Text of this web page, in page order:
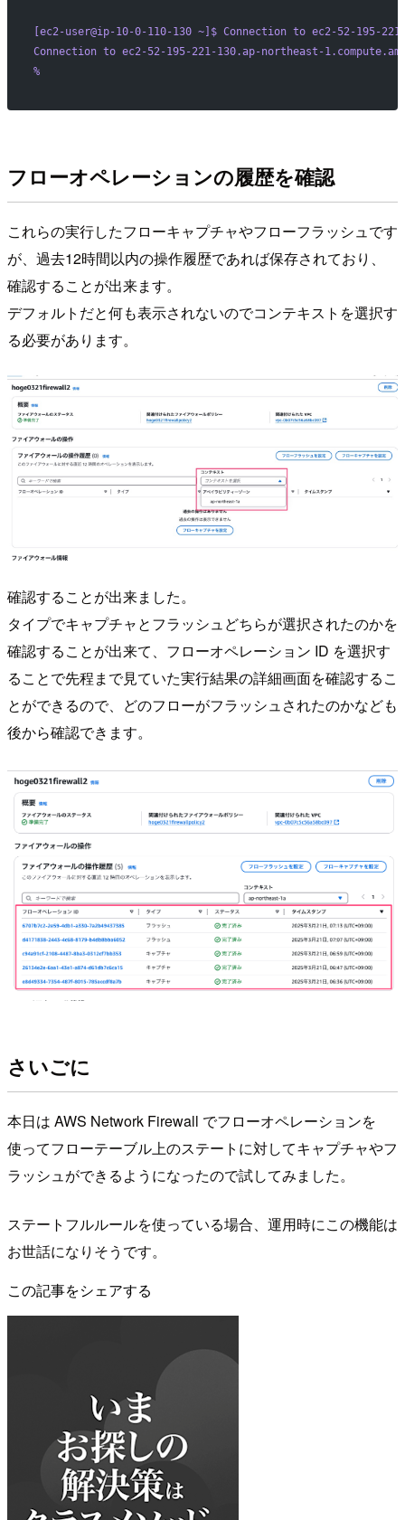
[ec2-user@ip-10-0-110-130 ~]$ Connection to ec2-52-195-
Connection to ec2-52-195-221-130.ap-northeast-
%
フローオペレーションの履歴を確認
これらの実行したフローキャプチャやフローフラッシュです
が、過去12時間以内の操作履歴であれば保存されており、
確認することが出来ます。
デフォルトだと何も表示されないのでコンテキストを選択す
る必要があります。
確認することが出来ました。
タイプでキャプチャとフラッシュどちらが選択されたのかを
確認することが出来て、フローオペレーション ID を選択す
ることで先程まで見ていた実行結果の詳細画面を確認するこ
とができるので、どのフローがフラッシュされたのかなども
後から確認できます。
さいごに
本日は AWS Network Firewall でフローオペレーションを
使ってフローテーブル上のステートに対してキャプチャやフ
ラッシュができるようになったので試してみました。
ステートフルルールを使っている場合、運用時にこの機能は
お世話になりそうです。
この記事をシェアする